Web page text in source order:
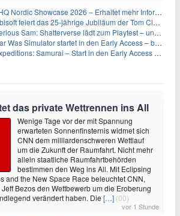
Nordic Showcase 2026 – Erhaltet mehr Informationen
feiert das 25-jährige Jubiläum der Tom Clancy’s Ghost Recon-Reihe
Sam: Shatterverse lädt zum Playtest – und erscheint schon bald!
Was Simulator startet in den Early Access – bald gehts los!
Samurai – Start in den Early Access ab heute im feudalen Japan
das private Wettrennen ins All
Wenige Tage vor der mit Spannung
erwarteten Sonnenfinsternis widmet sich
CNN dem milliardenschweren Wettlauf
um die Zukunft der Raumfahrt. Nicht mehr
allein staatliche Raumfahrtbehörden
bestimmen den Weg ins All. Mit Eclipsing
and the New Space Race beleuchtet CNN,
Bezos den Wettbewerb um die Eroberung
verändert haben. Die […] (00)
vor 1 Stunde